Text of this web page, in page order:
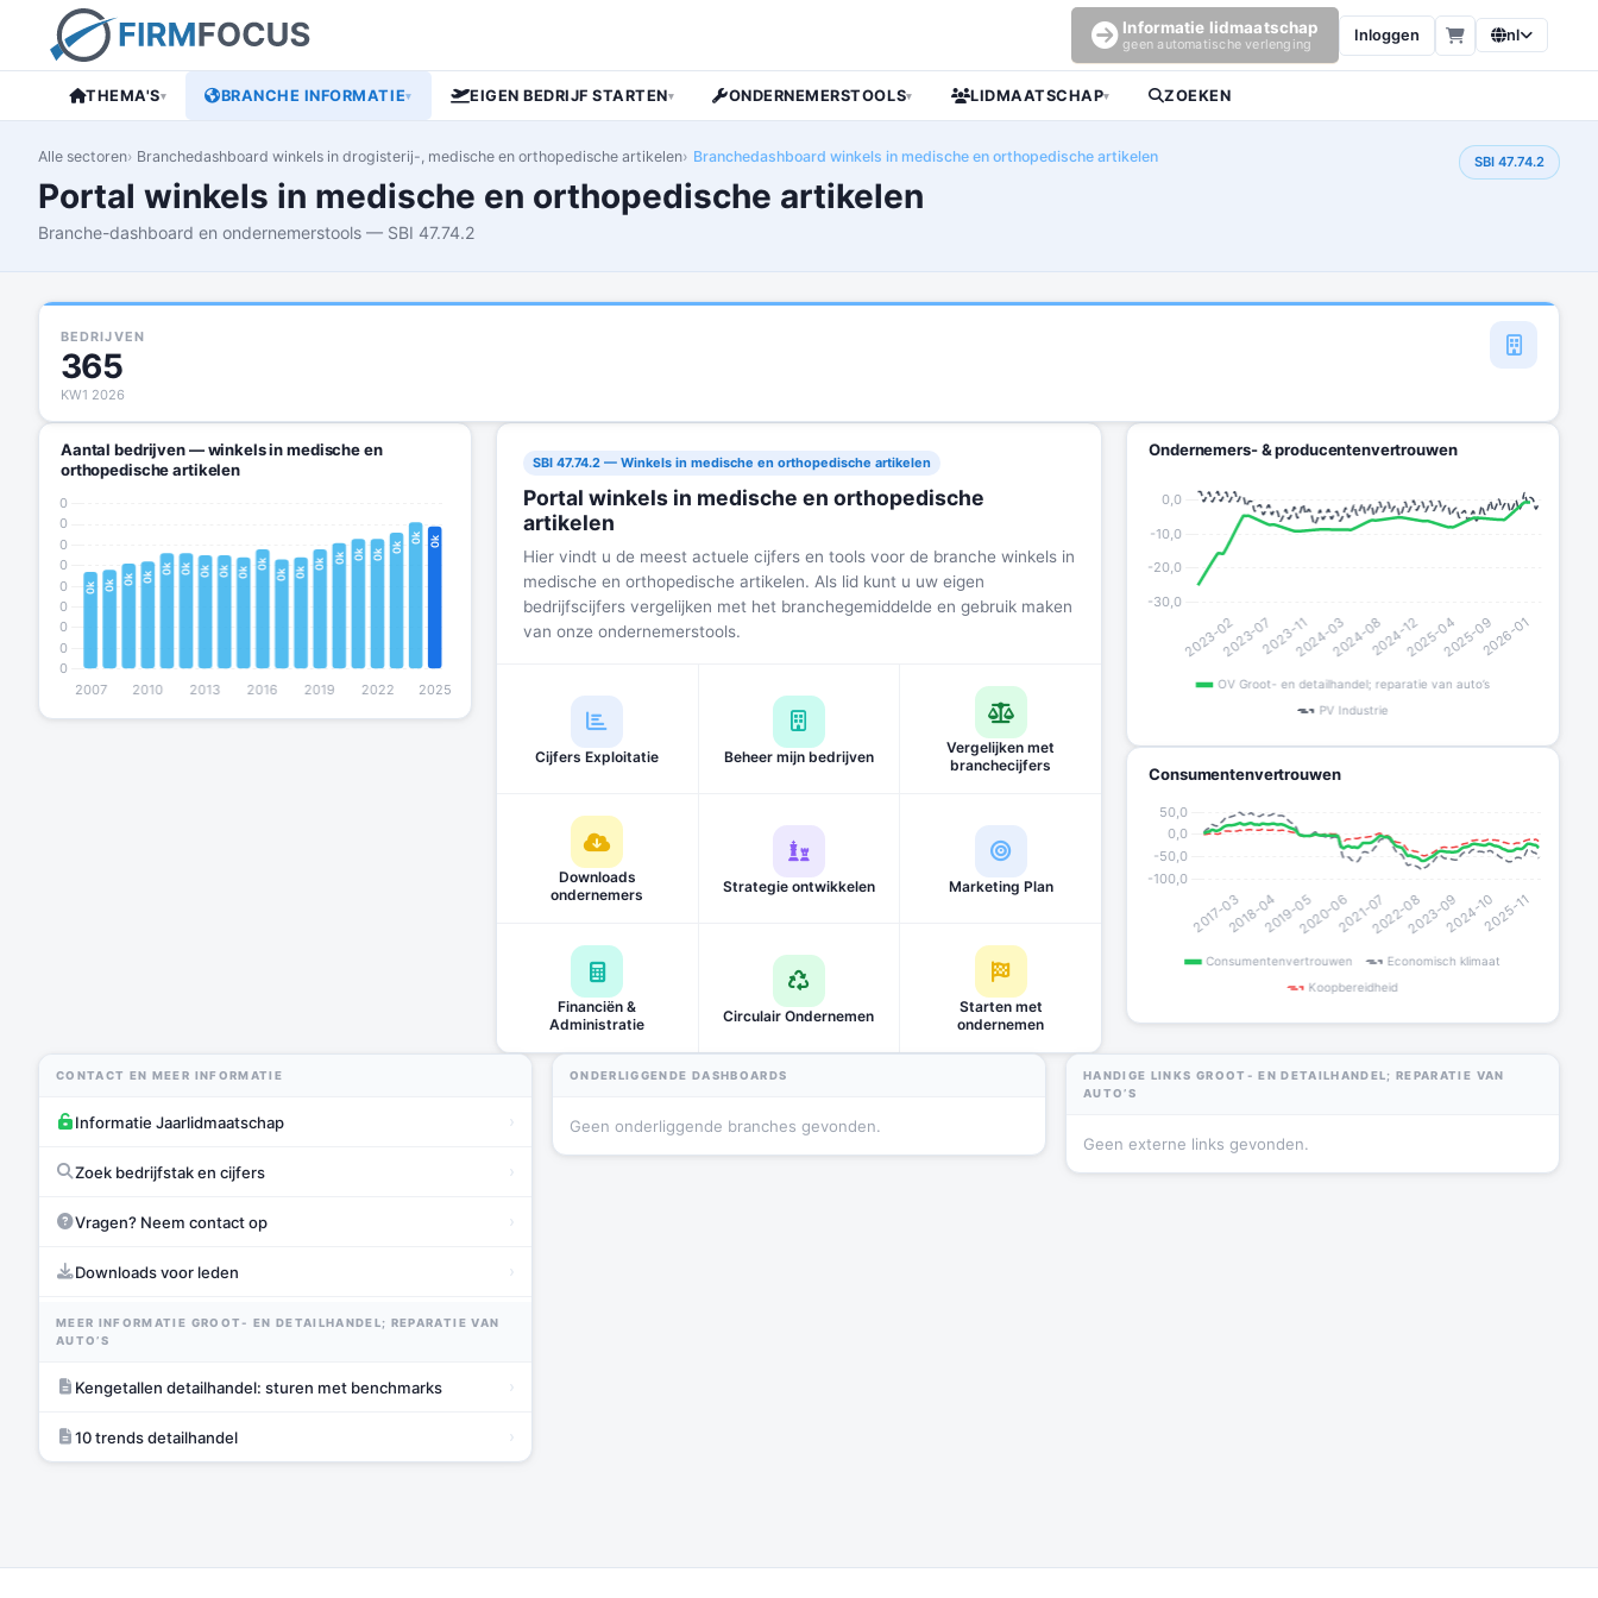
Informatie lidmaatschap
geen automatische verlenging
Inloggen nl
THEMA'S▾ BRANCHE INFORMATIE▾ EIGEN BEDRIJF STARTEN▾ ONDERNEMERSTOOLS▾ LIDMAATSCHAP▾ ZOEKEN
Alle sectoren Branchedashboard winkels in drogisterij-, medische en orthopedische artikelen Branchedashboard winkels in medische en orthopedische artikelen
Portal winkels in medische en orthopedische artikelen
Branche-dashboard en ondernemerstools — SBI 47.74.2
SBI 47.74.2
BEDRIJVEN
365
KW1 2026
Aantal bedrijven — winkels in medische en
orthopedische artikelen
SBI 47.74.2 — Winkels in medische en orthopedische artikelen
Portal winkels in medische en orthopedische
artikelen
Hier vindt u de meest actuele cijfers en tools voor de branche winkels in
medische en orthopedische artikelen. Als lid kunt u uw eigen
bedrijfscijfers vergelijken met het branchegemiddelde en gebruik maken
van onze ondernemerstools.
Cijfers Exploitatie Beheer mijn bedrijven
Vergelijken met
branchecijfers
Downloads
ondernemers
Strategie ontwikkelen Marketing Plan
Financiën &
Administratie
Circulair Ondernemen
Starten met
ondernemen
Ondernemers- & producentenvertrouwen
Consumentenvertrouwen
CONTACT EN MEER INFORMATIE
Informatie Jaarlidmaatschap ›
Zoek bedrijfstak en cijfers ›
Vragen? Neem contact op ›
Downloads voor leden ›
MEER INFORMATIE GROOT- EN DETAILHANDEL; REPARATIE VAN
AUTO’S
Kengetallen detailhandel: sturen met benchmarks ›
10 trends detailhandel ›
ONDERLIGGENDE DASHBOARDS
Geen onderliggende branches gevonden.
HANDIGE LINKS GROOT- EN DETAILHANDEL; REPARATIE VAN
AUTO’S
Geen externe links gevonden.